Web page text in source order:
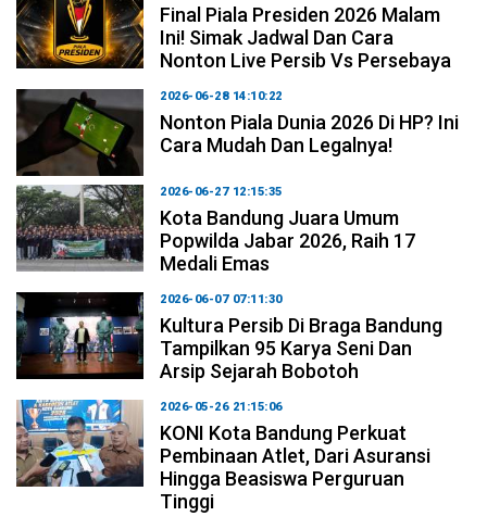
Final Piala Presiden 2026 Malam
Ini! Simak Jadwal Dan Cara
Nonton Live Persib Vs Persebaya
2026-06-28 14:10:22
Nonton Piala Dunia 2026 Di HP? Ini
Cara Mudah Dan Legalnya!
2026-06-27 12:15:35
Kota Bandung Juara Umum
Popwilda Jabar 2026, Raih 17
Medali Emas
2026-06-07 07:11:30
Kultura Persib Di Braga Bandung
Tampilkan 95 Karya Seni Dan
Arsip Sejarah Bobotoh
2026-05-26 21:15:06
KONI Kota Bandung Perkuat
Pembinaan Atlet, Dari Asuransi
Hingga Beasiswa Perguruan
Tinggi